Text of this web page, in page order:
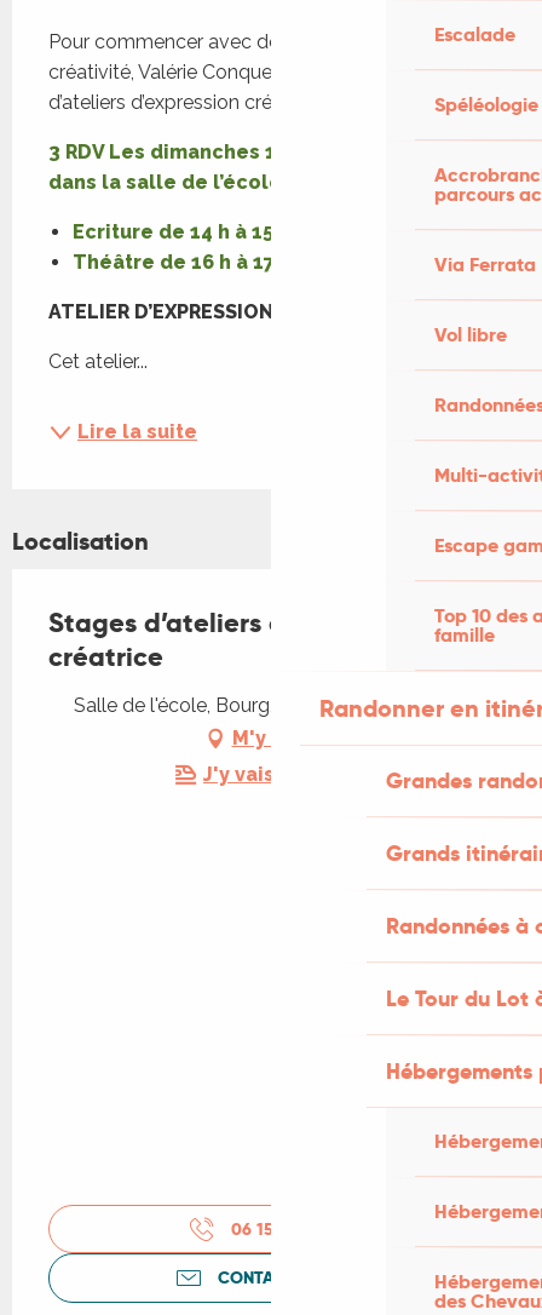
Escalade
Spéléologie
parcours
Via Ferrata
Vol libre
Multi-
Escape
Top 10 des
famille
Randonner en
Grandes
Grands
Randonnées
Le Tour du Lot
des
Pour commencer avec de la joie et de la
créativité, Valérie Conquet vous propose 2 stages
d’ateliers d’expression créatrice :
3 RDV Les dimanches 1 – 8 et 22 Février
dans la salle de l’école de Tour de Faure
Ecriture de 14 h à 15 h 30
Théâtre de 16 h à 17 h 30
ATELIER D’EXPRESSION ECRITURE
Cet atelier...
Lire la suite
Localisation
Stages d’ateliers d’expression
créatrice
Salle de l'école, Bourg, 46330 Tour-de-Faure
M'y rendre
J'y vais en train !
06 15 39 02
CONTACTEZ-NOUS